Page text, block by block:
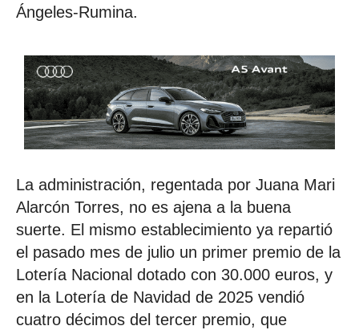
Ángeles-Rumina.
La administración, regentada por Juana Mari
Alarcón Torres, no es ajena a la buena
suerte. El mismo establecimiento ya repartió
el pasado mes de julio un primer premio de la
Lotería Nacional dotado con 30.000 euros, y
en la Lotería de Navidad de 2025 vendió
cuatro décimos del tercer premio, que